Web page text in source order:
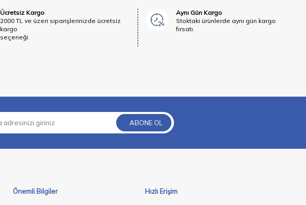
Ücretsiz Kargo
2000 TL ve üzeri siparişlerinizde ücretsiz
kargo
seçeneği.
Aynı Gün Kargo
Stoktaki ürünlerde aynı gün kargo
fırsatı.
ABONE OL
Önemli Bilgiler Hızlı Erişim